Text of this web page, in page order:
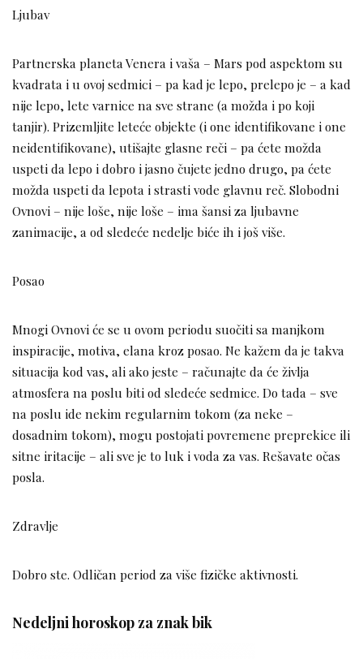
Ljubav
Partnerska planeta Venera i vaša – Mars pod aspektom su
kvadrata i u ovoj sedmici – pa kad je lepo, prelepo je – a kad
nije lepo, lete varnice na sve strane (a možda i po koji
tanjir). Prizemljite leteće objekte (i one identifikovane i one
neidentifikovane), utišajte glasne reči – pa ćete možda
uspeti da lepo i dobro i jasno čujete jedno drugo, pa ćete
možda uspeti da lepota i strasti vode glavnu reč. Slobodni
Ovnovi – nije loše, nije loše – ima šansi za ljubavne
zanimacije, a od sledeće nedelje biće ih i još više.
Posao
Mnogi Ovnovi će se u ovom periodu suočiti sa manjkom
inspiracije, motiva, elana kroz posao. Ne kažem da je takva
situacija kod vas, ali ako jeste – računajte da će življa
atmosfera na poslu biti od sledeće sedmice. Do tada – sve
na poslu ide nekim regularnim tokom (za neke –
dosadnim tokom), mogu postojati povremene preprekice ili
sitne iritacije – ali sve je to luk i voda za vas. Rešavate očas
posla.
Zdravlje
Dobro ste. Odličan period za više fizičke aktivnosti.
Nedeljni horoskop za znak bik